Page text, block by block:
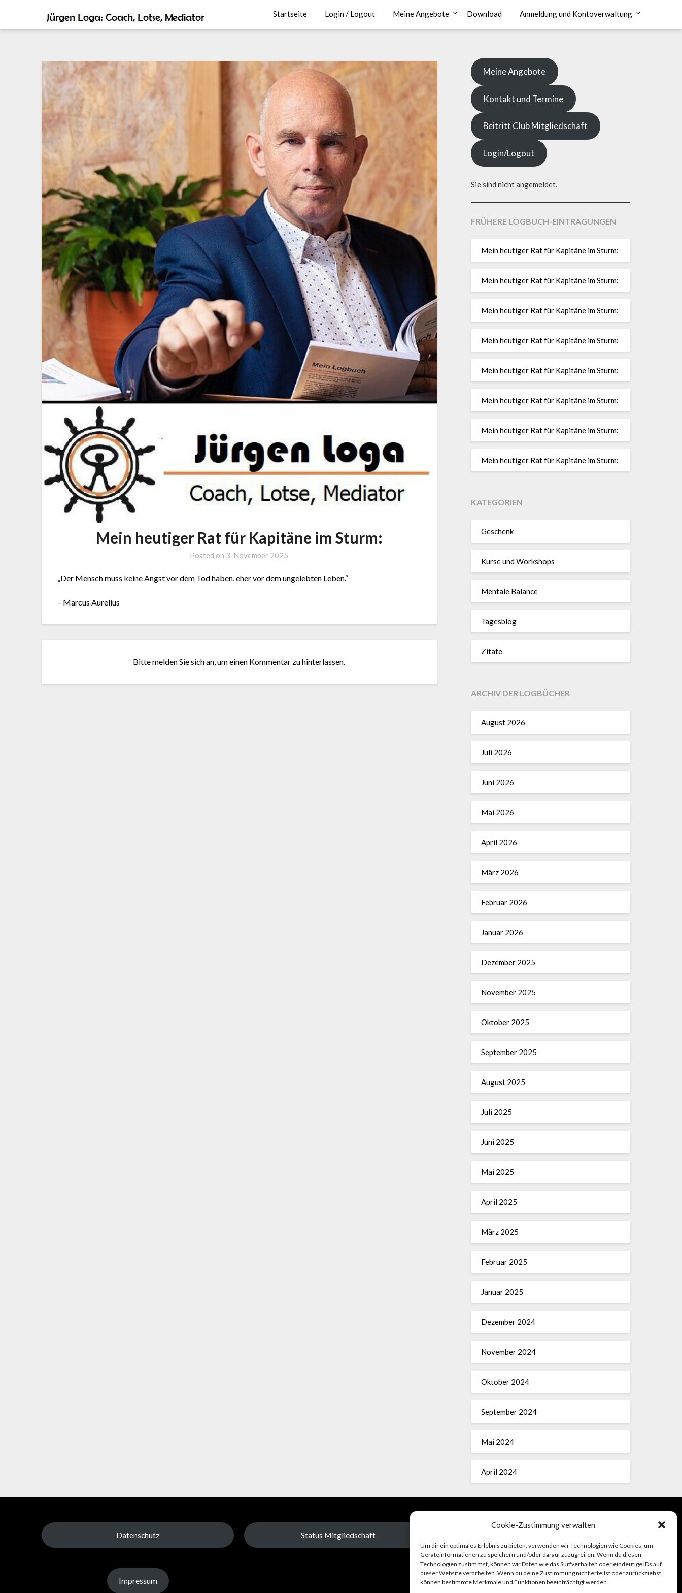
Cookie-Zustimmung verwalten
Um dir ein optimales Erlebnis zu bieten, verwenden wir Technologien wie Cookies, um
Geräteinformationen zu speichern und/oder darauf zuzugreifen. Wenn du diesen
Technologien zustimmst, können wir Daten wie das Surfverhalten oder eindeutige IDs auf
dieser Website verarbeiten. Wenn du deine Zustimmung nicht erteilst oder zurückziehst,
können bestimmte Merkmale und Funktionen beeinträchtigt werden.
Startseite Login / Logout Meine Angebote Download Anmeldung und Kontoverwaltung
Mein heutiger Rat für Kapitäne im Sturm:
Posted on 3. November 2025
LOGA,
„Der Mensch muss keine Angst vor dem Tod haben, eher vor dem ungelebten Leben.“
– Marcus Aurelius
Bitte melden Sie sich an, um einen Kommentar zu hinterlassen.
Meine Angebote
Kontakt und Termine
Beitritt Club Mitgliedschaft
Login/Logout
Sie sind nicht angemeldet.
FRÜHERE LOGBUCH-EINTRAGUNGEN
Mein heutiger Rat für Kapitäne im Sturm:
Mein heutiger Rat für Kapitäne im Sturm:
Mein heutiger Rat für Kapitäne im Sturm:
Mein heutiger Rat für Kapitäne im Sturm:
Mein heutiger Rat für Kapitäne im Sturm:
Mein heutiger Rat für Kapitäne im Sturm:
Mein heutiger Rat für Kapitäne im Sturm:
Mein heutiger Rat für Kapitäne im Sturm:
KATEGORIEN
Geschenk
Kurse und Workshops
Mentale Balance
Tagesblog
Zitate
ARCHIV DER LOGBÜCHER
August 2026
Juli 2026
Juni 2026
Mai 2026
April 2026
März 2026
Februar 2026
Januar 2026
Dezember 2025
November 2025
Oktober 2025
September 2025
August 2025
Juli 2025
Juni 2025
Mai 2025
April 2025
März 2025
Februar 2025
Januar 2025
Dezember 2024
November 2024
Oktober 2024
September 2024
Mai 2024
April 2024
Datenschutz
Impressum
Status Mitgliedschaft